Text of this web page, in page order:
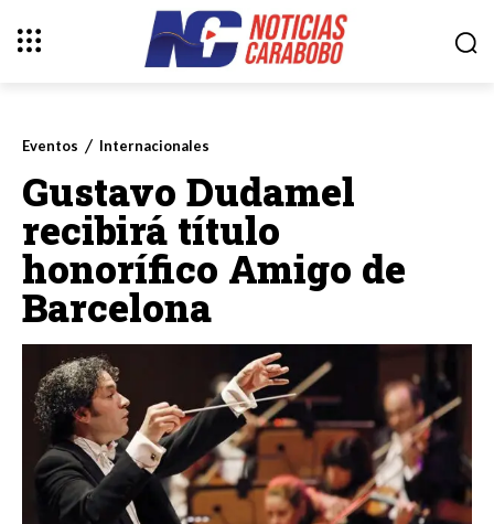
Eventos Internacionales
Gustavo Dudamel
recibirá título
honorífico Amigo de
Barcelona